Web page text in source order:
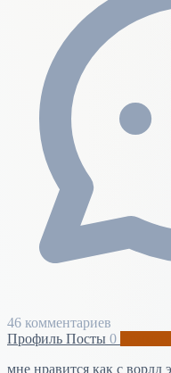
46 комментариев
Профиль Посты 0
мне нравится как с ворлд